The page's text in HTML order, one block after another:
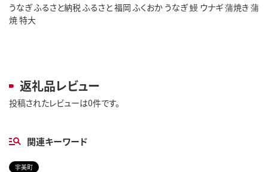
うなぎ ふるさと納税 ふるさと 福岡 ふくおか うなぎ 鰻 ウナギ 蒲焼き 蒲
焼 特大
返礼品レビュー
投稿されたレビューは0件です。
関連キーワード
宇美町